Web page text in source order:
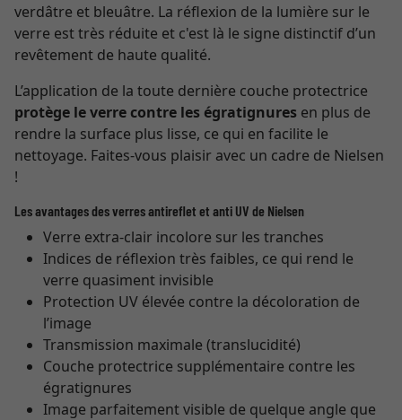
verdâtre et bleuâtre. La réflexion de la lumière sur le
verre est très réduite et c'est là le signe distinctif d’un
revêtement de haute qualité.
L’application de la toute dernière couche protectrice
protège le verre contre les égratignures en plus de
rendre la surface plus lisse, ce qui en facilite le
nettoyage. Faites-vous plaisir avec un cadre de Nielsen
!
Les avantages des verres antireflet et anti UV de Nielsen
Verre extra-clair incolore sur les tranches
Indices de réflexion très faibles, ce qui rend le
verre quasiment invisible
Protection UV élevée contre la décoloration de
l’image
Transmission maximale (translucidité)
Couche protectrice supplémentaire contre les
égratignures
Image parfaitement visible de quelque angle que